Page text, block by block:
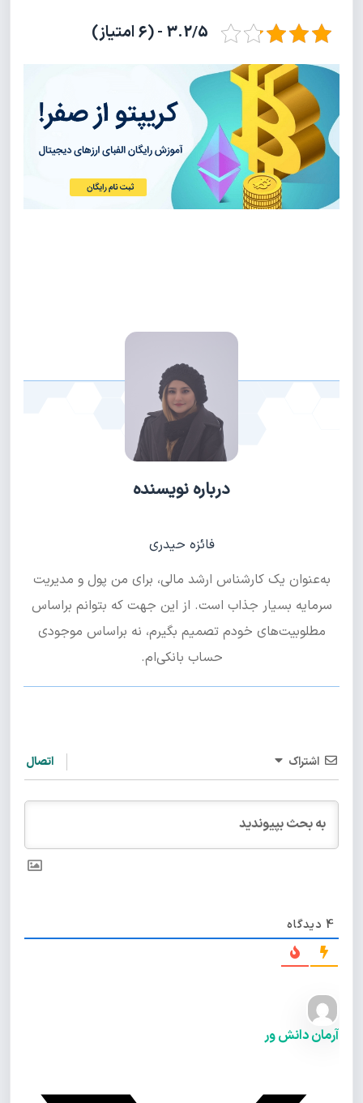
3.2/5 - (6 امتیاز)
درباره نویسنده
فائزه حیدری
به‌عنوان یک کارشناس ارشد مالی، برای من پول و مدیریت
سرمایه بسیار جذاب است. از این جهت که بتوانم براساس
مطلوبیت‌های خودم تصمیم بگیرم، نه براساس موجودی
حساب بانکی‌ام.
اشتراک اتصال
4 دیدگاه
آرمان دانش ور